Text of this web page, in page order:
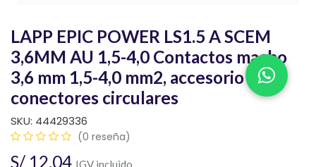
LAPP EPIC POWER LS1.5 A SCEM
3,6MM AU 1,5-4,0 Contactos macho
3,6 mm 1,5-4,0 mm2, accesorio para
conectores circulares
SKU: 44429336
(0 reseña)
S/ 12.04 IGV incluido